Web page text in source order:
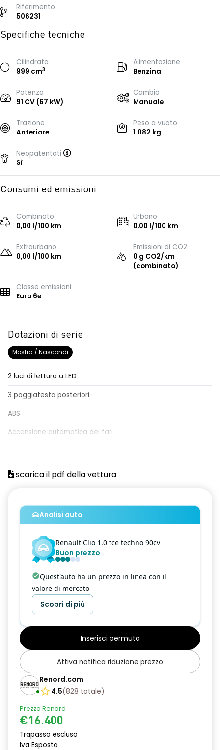
Riferimento
506231
Specifiche tecniche
Cilindrata
999 cm3
Alimentazione
Benzina
Potenza
91 CV (67 kW)
Cambio
Manuale
Trazione
Anteriore
Peso a vuoto
1.082 kg
Neopatentati
Sì
Consumi ed emissioni
Combinato
0,00 l/100 km
Urbano
0,00 l/100 km
Extraurbano
0,00 l/100 km
Emissioni di CO2
0 g CO2/km
(combinato)
Classe emissioni
Euro 6e
Dotazioni di serie
Mostra / Nascondi
2 luci di lettura a LED
3 poggiatesta posteriori
ABS
Accensione automatica dei fari
Airbag frontale conducente
Airbag laterali a tendina anteriori
Airbag laterali a tendina posteriori
Alzacristalli anteriori e posteriori elettrici impulsionali
Armonia interna Black con cielo nero
Assistenza alla frenata di emergenza
Assistenza alla partenza in salita
Attacchi ISOFIX posteriori più passeggero anteriore
Bracciolo anteriore
Cerchi in lega da 16" diamantati black Boavista
Chiamata d'emergenza automatica
Climatizzatore automatico
Cruise Control
scarica il pdf della vettura
Analisi auto
Renault Clio 1.0 tce techno 90cv
Buon prezzo
Quest'auto ha un prezzo in linea con il
valore di mercato
Scopri di più
Inserisci permuta
Attiva notifica riduzione prezzo
Renord.com
4.5(828 totale)
Prezzo Renord
€16.400
Trapasso escluso
Iva Esposta